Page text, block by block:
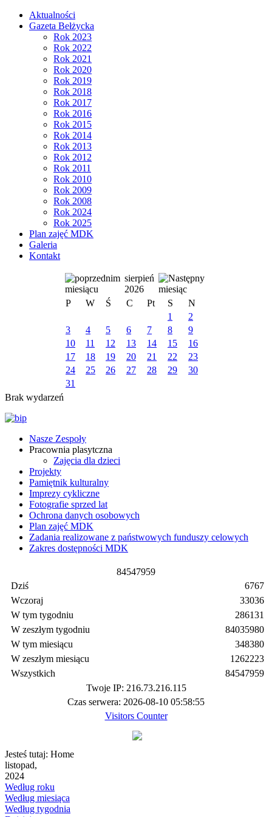
Aktualności
Gazeta Bełżycka
Rok 2023
Rok 2022
Rok 2021
Rok 2020
Rok 2019
Rok 2018
Rok 2017
Rok 2016
Rok 2015
Rok 2014
Rok 2013
Rok 2012
Rok 2011
Rok 2010
Rok 2009
Rok 2008
Rok 2024
Rok 2025
Plan zajęć MDK
Galeria
Kontakt
sierpień
2026
P
W Ś C Pt S
N
1
2
3
4 5 6 7 8
9
10
11 12 13 14 15
16
17
18 19 20 21 22
23
24
25 26 27 28 29
30
31
Brak wydarzeń
Nasze Zespoły
Pracownia plasytczna
Zajęcia dla dzieci
Projekty
Pamiętnik kulturalny
Imprezy cykliczne
Fotografie sprzed lat
Ochrona danych osobowych
Plan zajęć MDK
Zadania realizowane z państwowych funduszy celowych
Zakres dostępności MDK
84547959
Dziś
Wczoraj
W tym tygodniu
W zeszłym tygodniu
W tym miesiącu
W zeszłym miesiącu
Wszystkich
6767
33036
286131
84035980
348380
1262223
84547959
Twoje IP: 216.73.216.115
Czas serwera: 2026-08-10 05:58:55
Visitors Counter
Jesteś tutaj: Home
listopad,
2024
Według roku
Według miesiąca
Według tygodnia